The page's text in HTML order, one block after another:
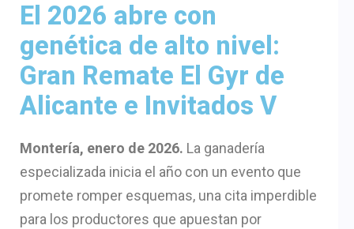
El 2026 abre con
genética de alto nivel:
Gran Remate El Gyr de
Alicante e Invitados V
Montería, enero de 2026. La ganadería
especializada inicia el año con un evento que
promete romper esquemas, una cita imperdible
para los productores que apuestan por